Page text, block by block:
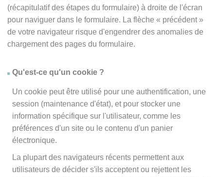
(récapitulatif des étapes du formulaire) à droite de l'écran
pour naviguer dans le formulaire. La flèche « précédent »
de votre navigateur risque d'engendrer des anomalies de
chargement des pages du formulaire.
Qu'est-ce qu'un cookie ?
Un cookie peut être utilisé pour une authentification, une
session (maintenance d'état), et pour stocker une
information spécifique sur l'utilisateur, comme les
préférences d'un site ou le contenu d'un panier
électronique.
La plupart des navigateurs récents permettent aux
utilisateurs de décider s'ils acceptent ou rejettent les